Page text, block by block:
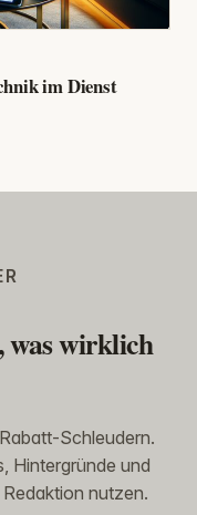
im Dienst
was wirklich
Schleudern.
Hintergründe und
nutzen.